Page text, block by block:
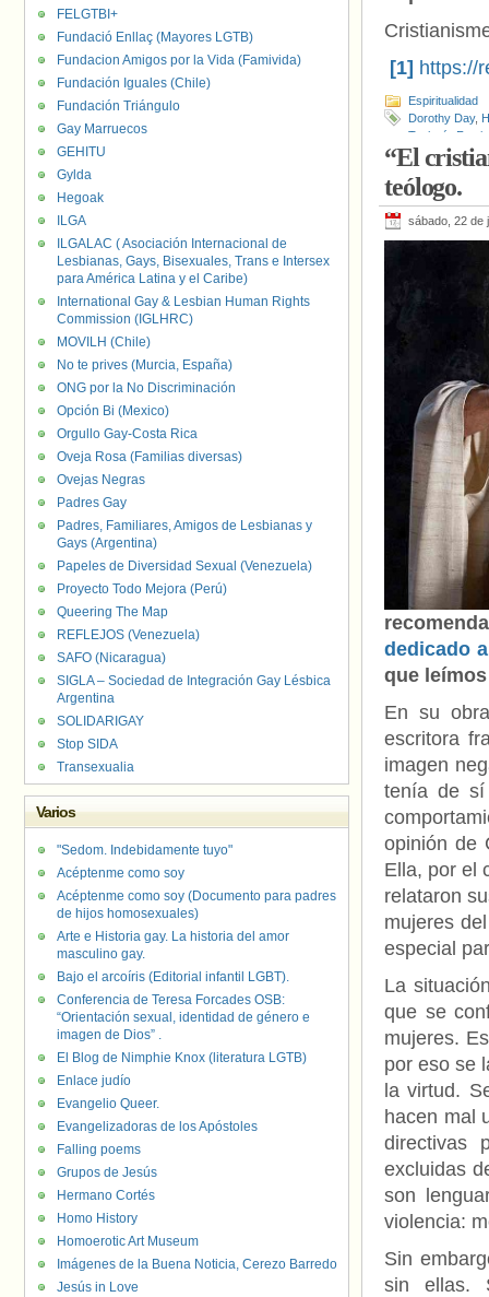
[1] https://
Espiritualidad
Dorothy Day,
Teología
“El
teólogo.
sábado, 22 de
dedicado
que
En su
escritora
imagen
tenía de sí
opinión de
Ella, por el
relataron
mujeres
especial
La
que se
mujeres.
por eso se
la virtud.
hacen mal
directivas
excluidas
son
violencia:
Sin
sin ellas.
FELGTBI+
Fundació Enllaç (Mayores LGTB)
Fundacion Amigos por la Vida (Famivida)
Fundación Iguales (Chile)
Fundación Triángulo
Gay Marruecos
GEHITU
Gylda
Hegoak
ILGA
ILGALAC ( Asociación Internacional de
Lesbianas, Gays, Bisexuales, Trans e Intersex
para América Latina y el Caribe)
International Gay & Lesbian Human Rights
Commission (IGLHRC)
MOVILH (Chile)
No te prives (Murcia, España)
ONG por la No Discriminación
Opción Bi (Mexico)
Orgullo Gay-Costa Rica
Oveja Rosa (Familias diversas)
Ovejas Negras
Padres Gay
Padres, Familiares, Amigos de Lesbianas y
Gays (Argentina)
Papeles de Diversidad Sexual (Venezuela)
Proyecto Todo Mejora (Perú)
Queering The Map
REFLEJOS (Venezuela)
SAFO (Nicaragua)
SIGLA – Sociedad de Integración Gay Lésbica
Argentina
SOLIDARIGAY
Stop SIDA
Transexualia
Varios
"Sedom. Indebidamente tuyo"
Acéptenme como soy
Acéptenme como soy (Documento para padres
de hijos homosexuales)
Arte e Historia gay. La historia del amor
masculino gay.
Bajo el arcoíris (Editorial infantil LGBT).
Conferencia de Teresa Forcades OSB:
“Orientación sexual, identidad de género e
imagen de Dios” .
El Blog de Nimphie Knox (literatura LGTB)
Enlace judío
Evangelio Queer.
Evangelizadoras de los Apóstoles
Falling poems
Grupos de Jesús
Hermano Cortés
Homo History
Homoerotic Art Museum
Imágenes de la Buena Noticia, Cerezo Barredo
Jesús in Love